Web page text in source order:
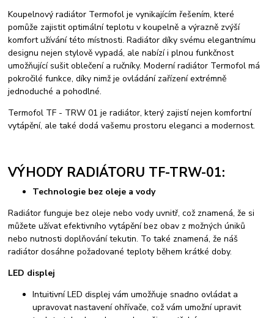
Koupelnový radiátor Termofol je vynikajícím řešením, které
pomůže zajistit optimální teplotu v koupelně a výrazně zvýší
komfort užívání této místnosti. Radiátor díky svému elegantnímu
designu nejen stylově vypadá, ale nabízí i plnou funkčnost
umožňující sušit oblečení a ručníky. Moderní radiátor Termofol má
pokročilé funkce, díky nimž je ovládání zařízení extrémně
jednoduché a pohodlné.
Termofol TF - TRW 01 je radiátor, který zajistí nejen komfortní
vytápění, ale také dodá vašemu prostoru eleganci a modernost.
VÝHODY RADIÁTORU TF-TRW-01:
Technologie bez oleje a vody
Radiátor funguje bez oleje nebo vody uvnitř, což znamená, že si
můžete užívat efektivního vytápění bez obav z možných úniků
nebo nutnosti doplňování tekutin. To také znamená, že náš
radiátor dosáhne požadované teploty během krátké doby.
LED displej
Intuitivní LED displej vám umožňuje snadno ovládat a
upravovat nastavení ohřívače, což vám umožní upravit